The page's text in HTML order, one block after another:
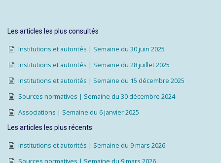
Les articles les plus consultés
Institutions et autorités | Semaine du 30 juin 2025
Institutions et autorités | Semaine du 28 juillet 2025
Institutions et autorités | Semaine du 15 décembre 2025
Sources normatives | Semaine du 30 décembre 2024
Associations | Semaine du 6 janvier 2025
Les articles les plus récents
Institutions et autorités | Semaine du 9 mars 2026
Sources normatives | Semaine du 9 mars 2026